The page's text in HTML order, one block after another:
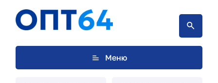
Меню